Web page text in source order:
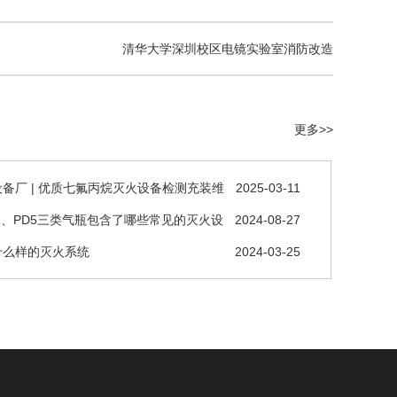
清华大学深圳校区电镜实验室消防改造
更多>>
2025-03-11
厂 | 优质七氟丙烷灭火设备检测充装维
2024-08-27
PD5三类气瓶包含了哪些常见的灭火设
2024-03-25
样的灭火系统